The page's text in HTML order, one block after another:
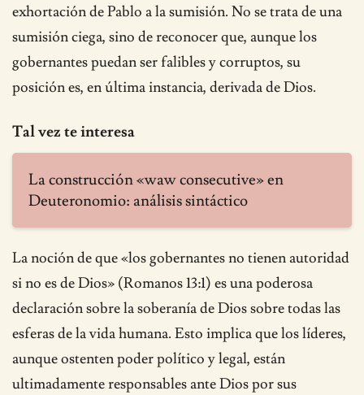
exhortación de Pablo a la sumisión. No se trata de una
sumisión ciega, sino de reconocer que, aunque los
gobernantes puedan ser falibles y corruptos, su
posición es, en última instancia, derivada de Dios.
Tal vez te interesa
La construcción «waw consecutive» en
Deuteronomio: análisis sintáctico
La noción de que «los gobernantes no tienen autoridad
si no es de Dios» (Romanos 13:1) es una poderosa
declaración sobre la soberanía de Dios sobre todas las
esferas de la vida humana. Esto implica que los líderes,
aunque ostenten poder político y legal, están
ultimadamente responsables ante Dios por sus